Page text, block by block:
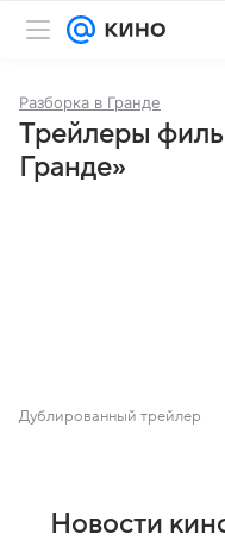
Разборка в Гранде
Трейлеры
Гранде»
Дублированный трейлер
Новости